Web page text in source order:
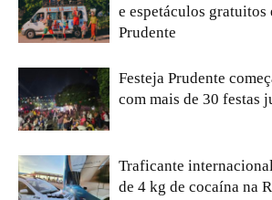
e espetáculos gratuitos
Prudente
Festeja Prudente
com mais de 30 festas
Traficante
de 4 kg de cocaína na